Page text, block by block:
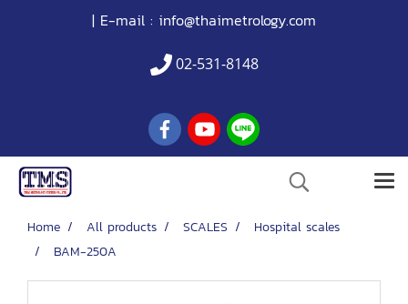
| E-mail : info@thaimetrology.com
02-531-8148
Home All products SCALES
Hospital scales
BAM-250A